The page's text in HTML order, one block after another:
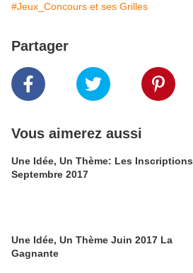
#Jeux_Concours et ses Grilles
Partager
Vous aimerez aussi
Une Idée, Un Thème: Les Inscriptions
Septembre 2017
Une Idée, Un Thème Juin 2017 La
Gagnante